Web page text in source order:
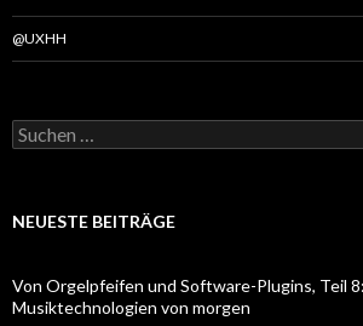
@UXHH
Suchen
nach:
NEUESTE BEITRÄGE
Von Orgelpfeifen und Software-Plugins, Teil
Musiktechnologien von morgen